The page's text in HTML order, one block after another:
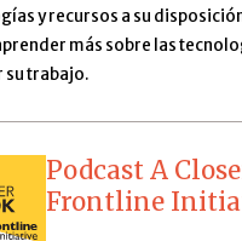
y recursos a su
más sobre las
su trabajo.
Podcast A
Frontline